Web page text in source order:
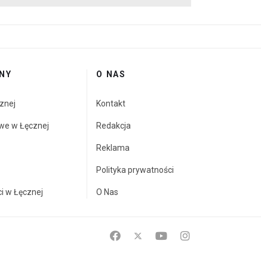
w Łęcznej
w Łęcznej
O NAS
Kontakt
Redakcja
Reklama
Polityka prywatności
O Nas